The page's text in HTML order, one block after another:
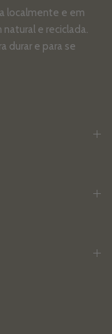
localmente e em
e reciclada.
durar e para se